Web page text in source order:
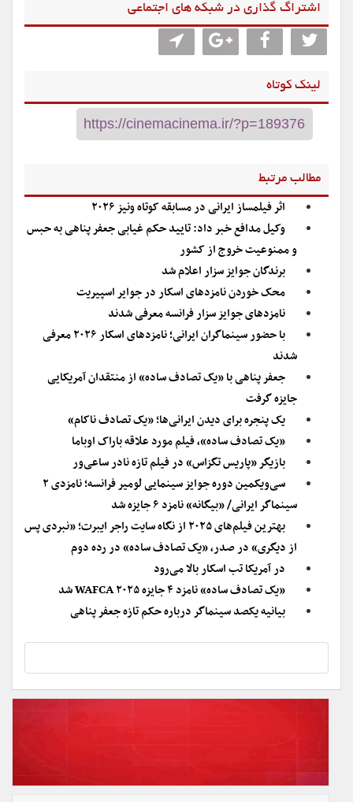
اشتراگ گذاری در شبکه های اجتماعی
لینک کوتاه
مطالب مرتبط
اثر فیلمساز ایرانی در مسابقه کوتاه ونیز ۲۰۲۶
وکیل مدافع خبر داد: تایید حکم غیابی جعفر پناهی به حبس
و ممنوعیت خروج از کشور
برندگان جوایز سزار اعلام شد
محک خوردن نامزدهای اسکار در جوایر اسپیریت
نامزدهای جوایز سزار فرانسه معرفی شدند
با حضور سینماگران ایرانی؛ نامزدهای اسکار ۲۰۲۶ معرفی
شدند
جعفر پناهی با «یک تصادف ساده» از منتقدان آمریکایی
جایزه گرفت
یک پنجره برای دیدن ایرانی‌ها؛ «یک تصادف ناکام»
«یک تصادف ساده»، فیلم مورد علاقه باراک اوباما
بازیگر «پاریس تگزاس» در فیلم تازه نادر ساعی‌ور
سی‌ویکمین دوره جوایز سینمایی لومیر فرانسه؛ نامزدی ۲
سینماگر ایرانی/ «بیگانه» نامزد ۶ جایزه شد
بهترین فیلم‌های ۲۰۲۵ از نگاه سایت راجر ایبرت؛ «نبردی پس
از دیگری» در صدر، «یک تصادف ساده» در رده دوم
در آمریکا تب اسکار بالا می‌رود
«یک تصادف ساده» نامزد ۴ جایزه WAFCA ۲۰۲۵ شد
بیانیه یکصد سینماگر درباره حکم تازه جعفر پناهی